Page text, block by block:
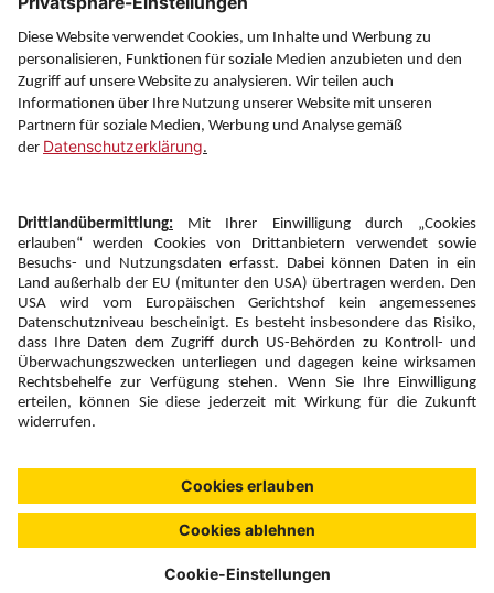
Service
Information
Folgen Sie uns auf
Newsletter:
Anmelden
Fairness und
Unsere Inhalte: Standards und
Meldung
Copyright © 2026 DERTOUR Austria GmbH